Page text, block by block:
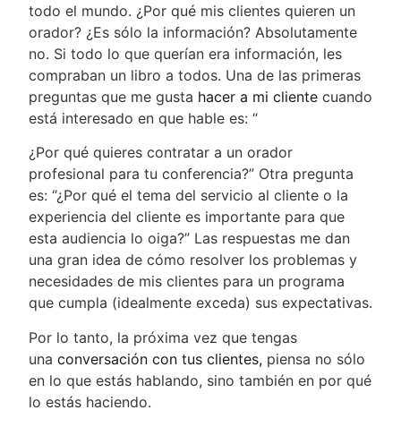
todo el mundo. ¿Por qué mis clientes quieren un
orador? ¿Es sólo la información? Absolutamente
no. Si todo lo que querían era información, les
compraban un libro a todos. Una de las primeras
preguntas que me gusta hacer a mi cliente cuando
está interesado en que hable es: “
¿Por qué quieres contratar a un orador
profesional para tu conferencia?” Otra pregunta
es: “¿Por qué el tema del servicio al cliente o la
experiencia del cliente es importante para que
esta audiencia lo oiga?” Las respuestas me dan
una gran idea de cómo resolver los problemas y
necesidades de mis clientes para un programa
que cumpla (idealmente exceda) sus expectativas.
Por lo tanto, la próxima vez que tengas
una conversación con tus clientes, piensa no sólo
en lo que estás hablando, sino también en por qué
lo estás haciendo.